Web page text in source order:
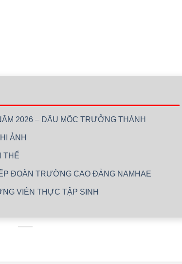
2026 – DẤU MỐC TRƯỞNG THÀNH
ẢNH
THỂ
ĐOÀN TRƯỜNG CAO ĐẲNG NAMHAE
VIÊN THỰC TẬP SINH